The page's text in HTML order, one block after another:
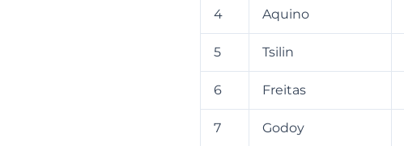
4 Aquino
5 Tsilin
6 Freitas
7 Godoy